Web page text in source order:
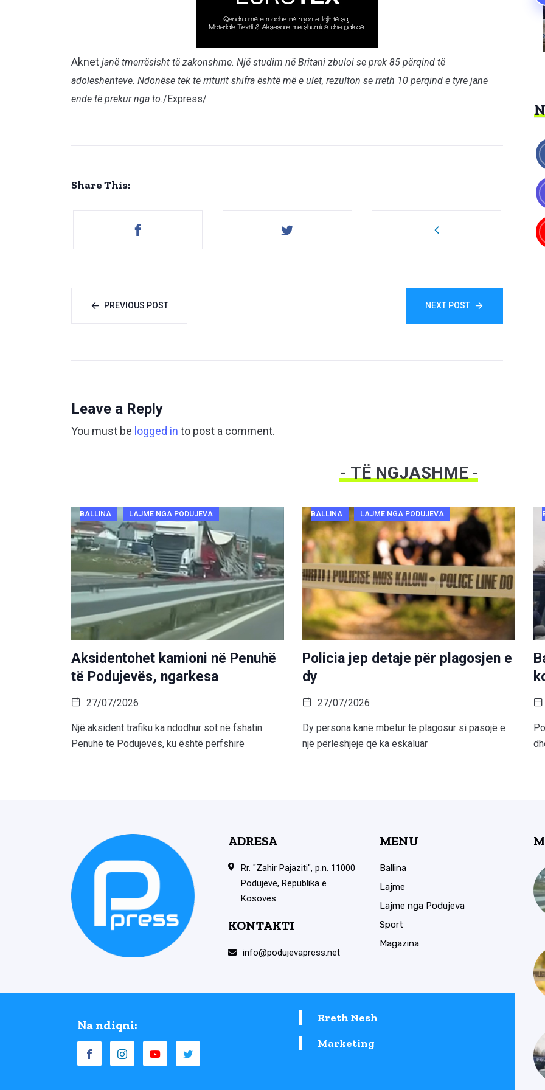
Aknet janë tmerrësisht të zakonshme. Një studim në Britani zbuloi se prek 85 përqind të
adoleshentëve. Ndonëse tek të rriturit shifra është më e ulët, rezulton se rreth 10 përqind e tyre janë
ende të prekur nga to./Express/
Share This:
PREVIOUS POST NEXT POST
Leave a Reply
You must be logged in to post a comment.
- TË NGJASHME-
BALLINA LAJME NGA PODUJEVA
Aksidentohet kamioni në Penuhë
të Podujevës, ngarkesa
27/07/2026
Një aksident trafiku ka ndodhur sot në fshatin
Penuhë të Podujevës, ku është përfshirë
BALLINA LAJME NGA PODUJEVA
Policia jep detaje për plagosjen e
dy
27/07/2026
Dy persona kanë mbetur të plagosur si pasojë e
një përleshjeje që ka eskaluar
ADRESA
Rr. "Zahir Pajaziti", p.n. 11000
Podujevë, Republika e
Kosovës.
KONTAKTI
info@podujevapress.net
MENU
Ballina
Lajme
Lajme nga Podujeva
Sport
Magazina
Na ndiqni:
Rreth Nesh
Marketing